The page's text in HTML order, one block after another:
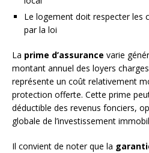
Le logement doit respecter les
par la loi
La prime d’assurance varie
montant annuel des loyers
représente un coût relativement
protection offerte. Cette prime
déductible des revenus fonciers,
globale de l’investissement
Il convient de noter que la